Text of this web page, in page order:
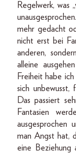
Regelwerk, was
mehr gedacht
nicht erst bei
anderen,
alleine
Freiheit habe
sich unbewusst,
Das passiert
Fantasien
ausgesprochen
man Angst hat,
eine Beziehung